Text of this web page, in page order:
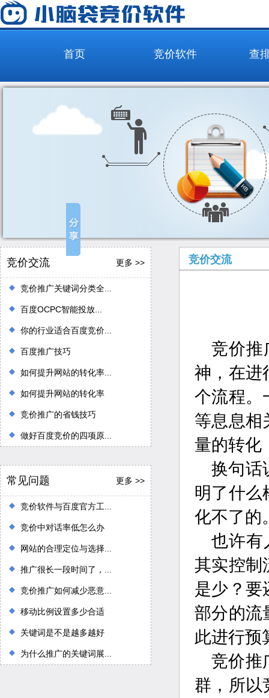
首页 竞价软件 查
竞价交流 更多 >>
竞价推广关键词分类全...
百度OCPC智能投放...
你的行业适合百度竞价...
百度推广技巧
如何提升网站的转化率...
如何提升网站的转化率
竞价推广的省钱技巧
做好百度竞价的四项原...
常见问题 更多 >>
竞价软件与百度官方工...
竞价中对话率低怎么办
网站的合理定位与选择...
推广很长一段时间了，...
竞价推广如何减少恶意...
移动比例设置多少合适
关键词是不是越多越好
为什么推广的关键词展...
竞价交流
竞价推
神，在进
个流程。
等息息相
量的转化
换句话
明了什么
化不了
也许有
其实控制
是少？要
部分的流
此进行预
竞价推
群，所以